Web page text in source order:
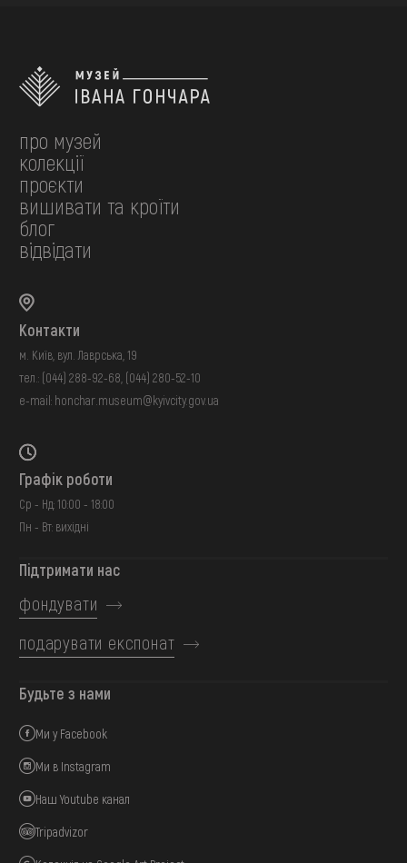
про музей
колекції
проєкти
вишивати та кроїти
блог
відвідати
Контакти
м. Київ, вул. Лаврська, 19
тел.: (044) 288-92-68 (044) 280-52-10
e-mail: honchar.museum@kyivcity.gov.ua
Графік роботи
Ср - Нд: 10:00 - 18:00
Пн - Вт: вихідні
Підтримати нас
фондувати
подарувати експонат
Будьте з нами
Ми у Facebook
Ми в Instagram
Наш Youtube канал
Tripadvizor